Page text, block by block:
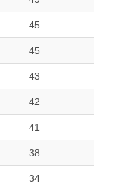
45
45
43
42
41
38
34